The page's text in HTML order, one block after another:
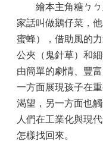
繪本主角糖ㄅㄅ
家話叫做鵝仔菜，
蜜蜂），借助風的
公夾（鬼針草）和
由簡單的劇情、豐
一方面展現孩子在
渴望，另一方面也
人們在工業化與現
怎樣找回來。